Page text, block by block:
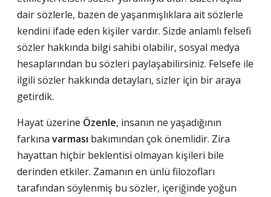
dair sözlerle, bazen de yaşanmışlıklara ait sözlerle
kendini ifade eden kişiler vardır. Sizde anlamlı felsefi
sözler hakkında bilgi sahibi olabilir, sosyal medya
hesaplarından bu sözleri paylaşabilirsiniz. Felsefe ile
ilgili sözler hakkında detayları, sizler için bir araya
getirdik.
Hayat üzerine Özenle, insanın ne yaşadığının
farkınavarması bakımından çok önemlidir. Zira
hayattan hiçbir beklentisi olmayan kişileri bile
derinden etkiler. Zamanın en ünlü filozofları
tarafından söylenmiş bu sözler, içeriğinde yoğun